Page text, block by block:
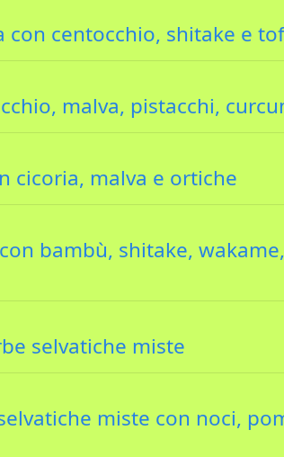
centocchio, shitake e
malva, pistacchi,
cicoria, malva e ortiche
bambù, shitake,
selvatiche miste
miste con noci,